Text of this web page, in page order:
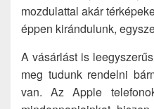
mozdulattal akár
éppen kirándulunk,
A vásárlást is
meg tudunk rendelni
van. Az Apple